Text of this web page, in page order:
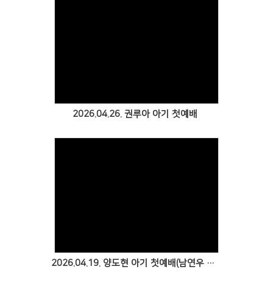
2026.04.26. 권루아 아기 첫예배
2026.04.19. 양도현 아기 첫예배(남연우 성도 & 양정모 성도)